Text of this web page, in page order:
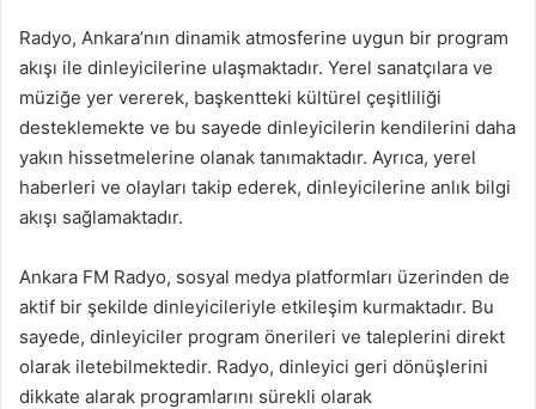
Radyo, Ankara’nın dinamik atmosferine uygun bir program
akışı ile dinleyicilerine ulaşmaktadır. Yerel sanatçılara ve
müziğe yer vererek, başkentteki kültürel çeşitliliği
desteklemekte ve bu sayede dinleyicilerin kendilerini daha
yakın hissetmelerine olanak tanımaktadır. Ayrıca, yerel
haberleri ve olayları takip ederek, dinleyicilerine anlık bilgi
akışı sağlamaktadır.
Ankara FM Radyo, sosyal medya platformları üzerinden de
aktif bir şekilde dinleyicileriyle etkileşim kurmaktadır. Bu
sayede, dinleyiciler program önerileri ve taleplerini direkt
olarak iletebilmektedir. Radyo, dinleyici geri dönüşlerini
dikkate alarak programlarını sürekli olarak